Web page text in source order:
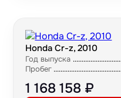
Honda Cr-z, 2010
Год выпуска
Пробег
1 168 158 ₽